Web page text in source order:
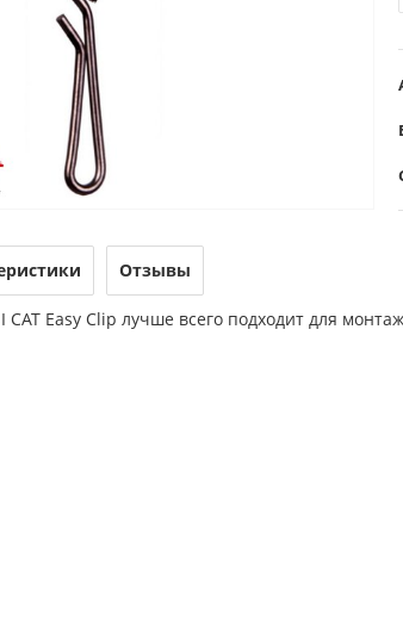
Отзывы
CAT Easy Clip лучше всего подходит для